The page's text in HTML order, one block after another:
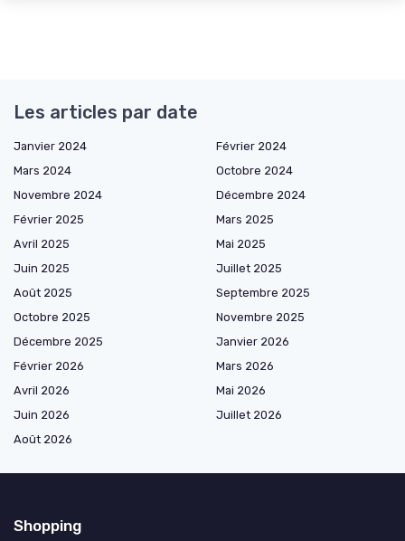
Les articles par date
Janvier 2024
Février 2024
Mars 2024
Octobre 2024
Novembre 2024
Décembre 2024
Février 2025
Mars 2025
Avril 2025
Mai 2025
Juin 2025
Juillet 2025
Août 2025
Septembre 2025
Octobre 2025
Novembre 2025
Décembre 2025
Janvier 2026
Février 2026
Mars 2026
Avril 2026
Mai 2026
Juin 2026
Juillet 2026
Août 2026
Shopping